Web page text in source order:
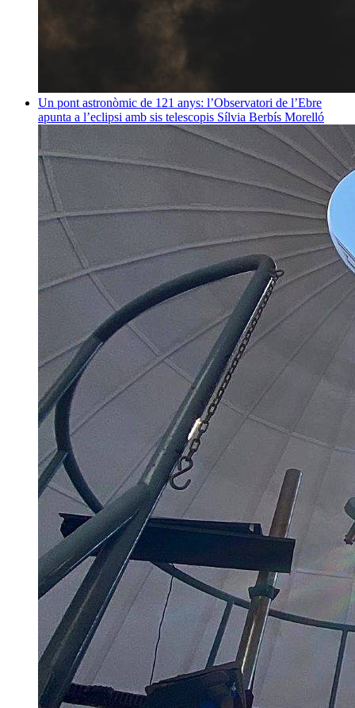
Un pont astronòmic de 121 anys: l’Observatori de l’Ebre
apunta a l’eclipsi amb sis telescopis Sílvia Berbís Morelló